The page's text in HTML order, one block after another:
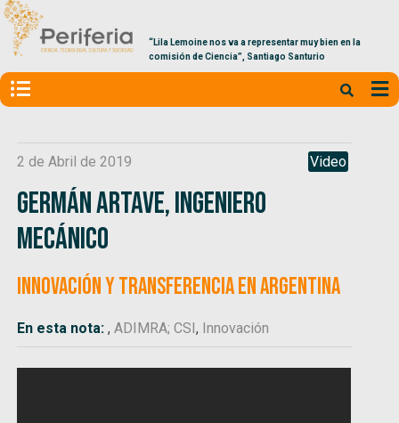
“Lila Lemoine nos va a representar muy bien en la
comisión de Ciencia”, Santiago Santurio
2 de Abril de 2019 Video
Germán Artave, ingeniero
mecánico
Innovación y Transferencia en Argentina
En esta nota:,ADIMRA; CSI, Innovación